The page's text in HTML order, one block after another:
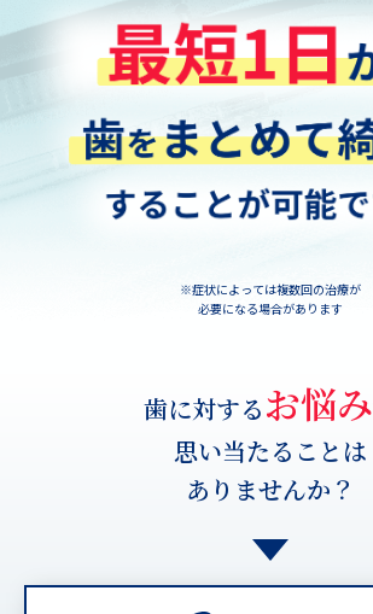
※症状によっては複数回の治療が
必要になる場合があります
歯に対するお悩み
思い当たることは
ありませんか？